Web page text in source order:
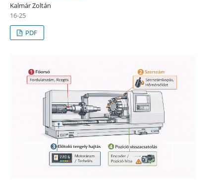
Kalmár Zoltán
16-25
PDF